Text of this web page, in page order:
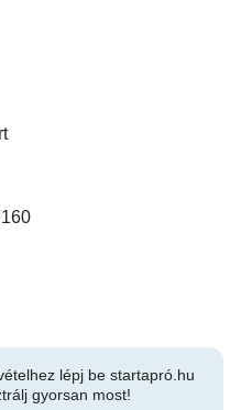
lépj be startapró.hu
gyorsan most!